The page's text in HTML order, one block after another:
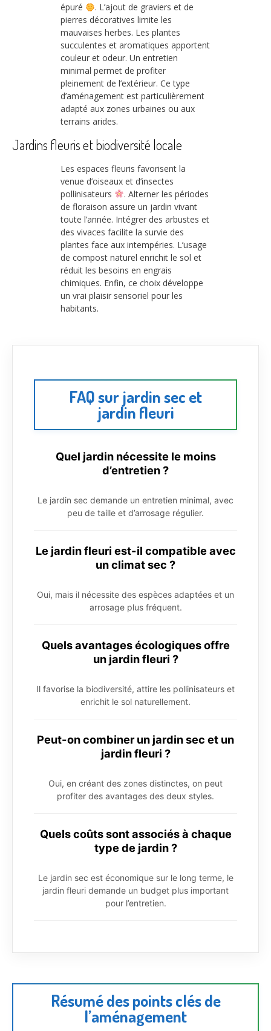
épuré
. L’ajout de graviers et de
pierres décoratives limite les
mauvaises herbes. Les plantes
succulentes et aromatiques apportent
couleur et odeur. Un entretien
minimal permet de profiter
pleinement de l’extérieur. Ce type
d’aménagement est particulièrement
adapté aux zones urbaines ou aux
terrains arides.
Jardins fleuris et biodiversité locale
Les espaces fleuris favorisent la
venue d’oiseaux et d’insectes
pollinisateurs
. Alterner les périodes
de floraison assure un jardin vivant
toute l’année. Intégrer des arbustes et
des vivaces facilite la survie des
plantes face aux intempéries. L’usage
de compost naturel enrichit le sol et
réduit les besoins en engrais
chimiques. Enfin, ce choix développe
un vrai plaisir sensoriel pour les
habitants.
FAQ sur jardin sec et
jardin fleuri
Quel jardin nécessite le moins
d’entretien ?
Le jardin sec demande un entretien minimal, avec
peu de taille et d’arrosage régulier.
Le jardin fleuri est-il compatible avec
un climat sec ?
Oui, mais il nécessite des espèces adaptées et un
arrosage plus fréquent.
Quels avantages écologiques offre
un jardin fleuri ?
Il favorise la biodiversité, attire les pollinisateurs et
enrichit le sol naturellement.
Peut-on combiner un jardin sec et un
jardin fleuri ?
Oui, en créant des zones distinctes, on peut
profiter des avantages des deux styles.
Quels coûts sont associés à chaque
type de jardin ?
Le jardin sec est économique sur le long terme, le
jardin fleuri demande un budget plus important
pour l’entretien.
Résumé des points clés de
l’aménagement